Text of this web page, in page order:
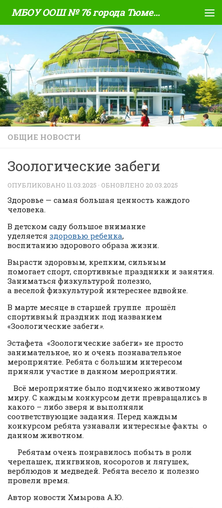
Skip to content МБОУ ООШ № 76 города Тюмени
ОБЩИЕ НОВОСТИ
Зоологические забеги
ОПУБЛИКОВАНО 11.03.2025 · ОБНОВЛЕНО 20.03.2025
Здоровье — самая большая ценность каждого
человека.
В детском саду большое внимание
уделяется здоровью ребенка,
воспитанию здорового образа жизни.
Вырасти здоровым, крепким, сильным
помогает спорт, спортивные праздники и занятия.
Заниматься физкультурой полезно,
а веселой физкультурой интереснее вдвойне.
В марте месяце в старшей группе прошёл
спортивный праздник под названием
«Зоологические забеги».
Эстафета «Зоологические забеги» не просто
занимательное, но и очень познавательное
мероприятие. Ребята с большим интересом
приняли участие в данном мероприятии.
Всё мероприятие было подчинено животному
миру. С каждым конкурсом дети превращались в
какого – либо зверя и выполняли
соответствующие задания. Перед каждым
конкурсом ребята узнавали интересные факты о
данном животном.
Ребятам очень понравилось побыть в роли
черепашек, пингвинов, носорогов и лягушек,
верблюдов и медведей. Ребята весело и полезно
провели время.
Автор новости Хмырова А.Ю.